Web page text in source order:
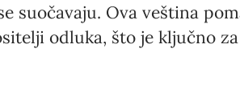
suočavaju. Ova veština
odluka, što je ključno